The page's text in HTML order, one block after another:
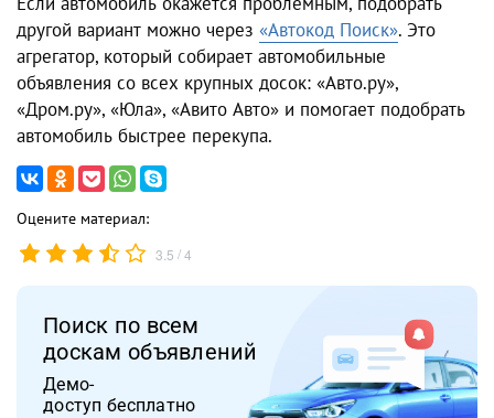
другой вариант можно через «Автокод Поиск». Это
агрегатор, который собирает автомобильные
объявления со всех крупных досок: «Авто.ру»,
«Дром.ру», «Юла», «Авито Авто» и помогает подобрать
автомобиль быстрее перекупа.
Оцените материал:
3.5 /4
Поиск по всем
доскам объявлений
Демо-
доступ бесплатно